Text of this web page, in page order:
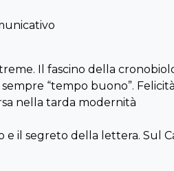
Il fascino della
“tempo buono”.
nella tarda modernità
e il segreto della lettera. Sul